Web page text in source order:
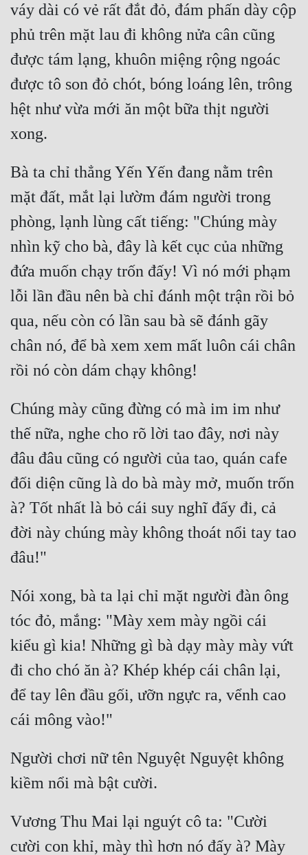
váy dài có vẻ rất đắt đỏ, đám phấn dày cộp
phủ trên mặt lau đi không nửa cân cũng
được tám lạng, khuôn miệng rộng ngoác
được tô son đỏ chót, bóng loáng lên, trông
hệt như vừa mới ăn một bữa thịt người
Bà ta chỉ thẳng Yến Yến đang nằm trên
mặt đất, mắt lại lườm đám người trong
phòng, lạnh lùng cất tiếng: "Chúng mày
nhìn kỹ cho bà, đây là kết cục của những
đứa muốn chạy trốn đấy! Vì nó mới phạm
lỗi lần đầu nên bà chỉ đánh một trận rồi bỏ
qua, nếu còn có lần sau bà sẽ đánh gãy
chân nó, để bà xem xem mất luôn cái chân
Chúng mày cũng đừng có mà im im như
thế nữa, nghe cho rõ lời tao đây, nơi này
đâu đâu cũng có người của tao, quán cafe
đối diện cũng là do bà mày mở, muốn trốn
à? Tốt nhất là bỏ cái suy nghĩ đấy đi, cả
đời này chúng mày không thoát nổi tay tao
Nói xong, bà ta lại chỉ mặt người đàn ông
tóc đỏ, mắng: "Mày xem mày ngồi cái
kiểu gì kia! Những gì bà dạy mày mày vứt
đi cho chó ăn à? Khép khép cái chân lại,
để tay lên đầu gối, ưỡn ngực ra, vểnh cao
Người chơi nữ tên Nguyệt Nguyệt không
Vương Thu Mai lại nguýt cô ta: "Cười
cười con khỉ, mày thì hơn nó đấy à? Mày